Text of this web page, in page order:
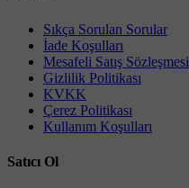
Sıkça Sorulan Sorular
İade Koşulları
Mesafeli Satış Sözleşmesi
Gizlilik Politikası
KVKK
Çerez Politikası
Kullanım Koşulları
Satıcı Ol